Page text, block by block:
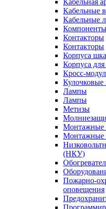
Кабельные
Кабельные
Компоненты
Контакторы
Контакторы
Корпуса
Корпуса
Кросс-
Кулочковые
Лампы
Лампы
Метизы
Монтажные
Монтажные
(НКУ)
Пожарно-
оповещения